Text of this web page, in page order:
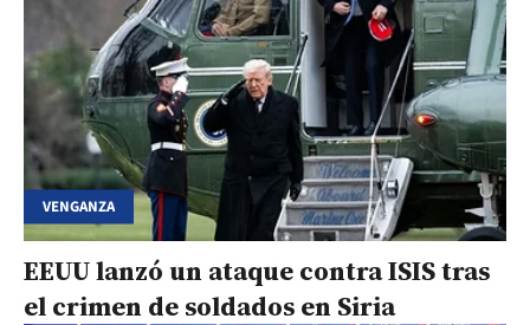
VENGANZA
EEUU lanzó un ataque contra ISIS tras
el crimen de soldados en Siria